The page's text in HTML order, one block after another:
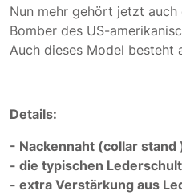
Nun mehr gehört jetzt auch
Bomber des US-
Auch dieses Model besteht
Details:
- Nackennaht (collar stand
- die typischen
- extra Verstärkung aus